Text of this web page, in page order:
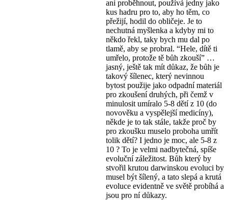
ani proběhnout, používá jedny jako
kus hadru pro to, aby ho těm, co
přežijí, hodil do obličeje. Je to
nechutná myšlenka a kdyby mi to
někdo řekl, taky bych mu dal po
tlamě, aby se probral. “Hele, dítě ti
umřelo, protože tě bůh zkouší” …
jasný, ještě tak mít důkaz, že bůh je
takový šílenec, který nevinnou
bytost použije jako odpadní materiál
pro zkoušení druhých, při čemž v
minulosit umíralo 5-8 dětí z 10 (do
novověku a vyspělejší medicíny),
někde je to tak stále, takže proč by
pro zkoušku muselo proboha umřít
tolik dětí? I jedno je moc, ale 5-8 z
10 ? To je velmi nadbytečná, spíše
evoluční záležitost. Bůh který by
stvořil krutou darwinskou evoluci by
musel být šílený, a tato slepá a krutá
evoluce evidentně ve světě probíhá a
jsou pro ní důkazy.